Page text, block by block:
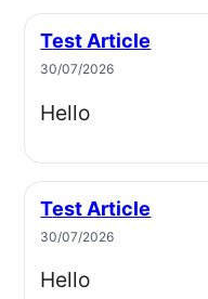
Test Article
30/07/2026
Hello
Test Article
30/07/2026
Hello